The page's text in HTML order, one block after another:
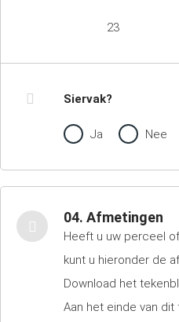
23
Siervak?
Ja Nee
04. Afmetingen
Heeft u uw perceel
kunt u hieronder de
Download het
Aan het einde van